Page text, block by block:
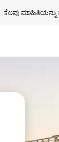
ಕೆಲವು ಮಾಹಿತಿಯನ್ನು